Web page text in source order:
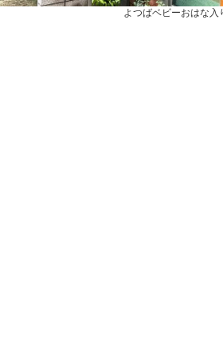
よつばベビーおはな入